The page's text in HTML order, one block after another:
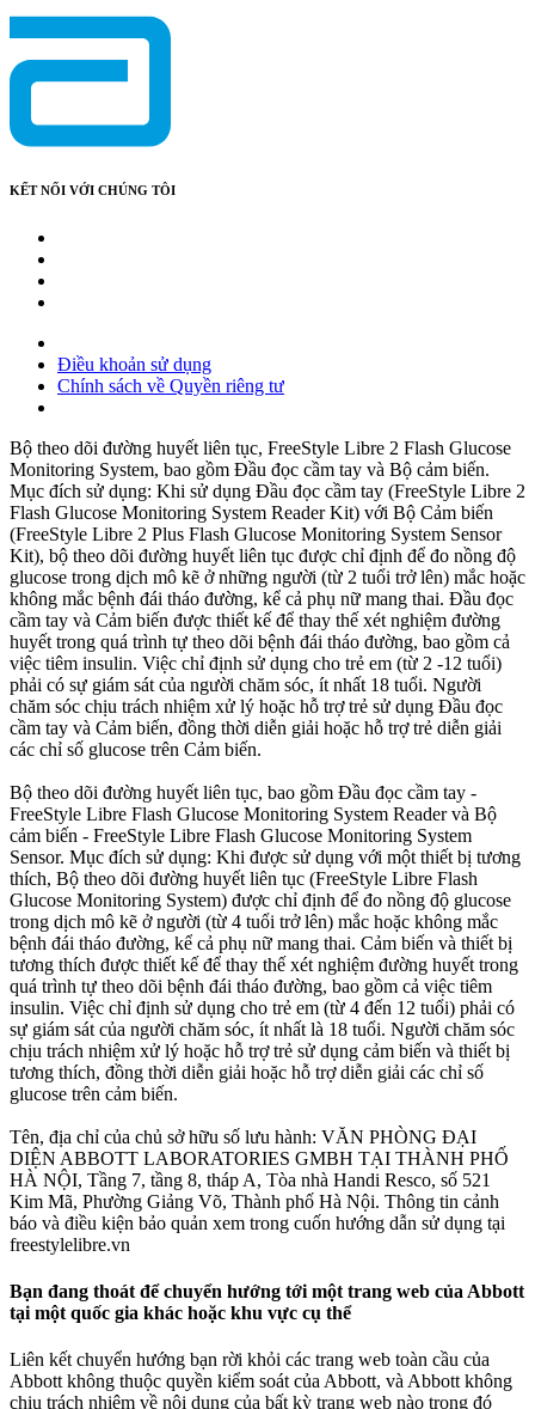
KẾT NỐI VỚI CHÚNG TÔI
Điều khoản sử dụng
Chính sách về Quyền riêng tư
Bộ theo dõi đường huyết liên tục, FreeStyle Libre 2 Flash Glucose
Monitoring System, bao gồm Đầu đọc cầm tay và Bộ cảm biến.
Mục đích sử dụng: Khi sử dụng Đầu đọc cầm tay (FreeStyle Libre 2
Flash Glucose Monitoring System Reader Kit) với Bộ Cảm biến
(FreeStyle Libre 2 Plus Flash Glucose Monitoring System Sensor
Kit), bộ theo dõi đường huyết liên tục được chỉ định để đo nồng độ
glucose trong dịch mô kẽ ở những người (từ 2 tuổi trở lên) mắc hoặc
không mắc bệnh đái tháo đường, kể cả phụ nữ mang thai. Đầu đọc
cầm tay và Cảm biến được thiết kế để thay thế xét nghiệm đường
huyết trong quá trình tự theo dõi bệnh đái tháo đường, bao gồm cả
việc tiêm insulin. Việc chỉ định sử dụng cho trẻ em (từ 2 -12 tuổi)
phải có sự giám sát của người chăm sóc, ít nhất 18 tuổi. Người
chăm sóc chịu trách nhiệm xử lý hoặc hỗ trợ trẻ sử dụng Đầu đọc
cầm tay và Cảm biến, đồng thời diễn giải hoặc hỗ trợ trẻ diễn giải
các chỉ số glucose trên Cảm biến.
Bộ theo dõi đường huyết liên tục, bao gồm Đầu đọc cầm tay -
FreeStyle Libre Flash Glucose Monitoring System Reader và Bộ
cảm biến - FreeStyle Libre Flash Glucose Monitoring System
Sensor. Mục đích sử dụng: Khi được sử dụng với một thiết bị tương
thích, Bộ theo dõi đường huyết liên tục (FreeStyle Libre Flash
Glucose Monitoring System) được chỉ định để đo nồng độ glucose
trong dịch mô kẽ ở người (từ 4 tuổi trở lên) mắc hoặc không mắc
bệnh đái tháo đường, kể cả phụ nữ mang thai. Cảm biến và thiết bị
tương thích được thiết kế để thay thế xét nghiệm đường huyết trong
quá trình tự theo dõi bệnh đái tháo đường, bao gồm cả việc tiêm
insulin. Việc chỉ định sử dụng cho trẻ em (từ 4 đến 12 tuổi) phải có
sự giám sát của người chăm sóc, ít nhất là 18 tuổi. Người chăm sóc
chịu trách nhiệm xử lý hoặc hỗ trợ trẻ sử dụng cảm biến và thiết bị
tương thích, đồng thời diễn giải hoặc hỗ trợ diễn giải các chỉ số
glucose trên cảm biến.
Tên, địa chỉ của chủ sở hữu số lưu hành: VĂN PHÒNG ĐẠI
DIỆN ABBOTT LABORATORIES GMBH TẠI THÀNH PHỐ
HÀ NỘI, Tầng 7, tầng 8, tháp A, Tòa nhà Handi Resco, số 521
Kim Mã, Phường Giảng Võ, Thành phố Hà Nội. Thông tin cảnh
báo và điều kiện bảo quản xem trong cuốn hướng dẫn sử dụng tại
freestylelibre.vn
Bạn đang thoát để chuyển hướng tới một trang web của Abbott
tại một quốc gia khác hoặc khu vực cụ thể
Liên kết chuyển hướng bạn rời khỏi các trang web toàn cầu của
Abbott không thuộc quyền kiểm soát của Abbott, và Abbott không
chịu trách nhiệm về nội dung của bất kỳ trang web nào trong đó